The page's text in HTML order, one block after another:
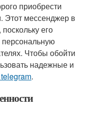
приобрести
Этот мессенджер в
его
персональную
Чтобы обойти
надежные и
.